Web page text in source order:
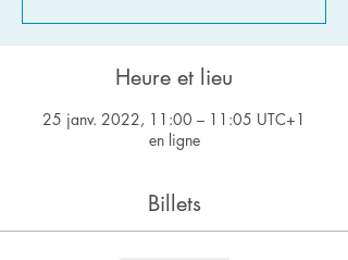
Heure et lieu
25 janv. 2022, 11:00 – 11:05 UTC+1
en ligne
Billets